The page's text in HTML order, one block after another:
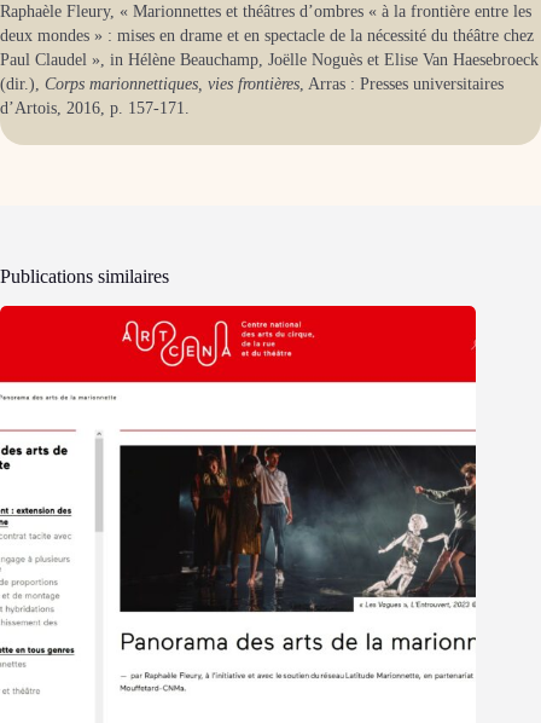
Raphaèle Fleury, « Marionnettes et théâtres d’ombres « à la frontière entre les
deux mondes » : mises en drame et en spectacle de la nécessité du théâtre chez
Paul Claudel », in Hélène Beauchamp, Joëlle Noguès et Elise Van Haesebroeck
(dir.), Corps marionnettiques, vies frontières , Arras : Presses universitaires
d’Artois, 2016, p. 157-171.
Publications similaires